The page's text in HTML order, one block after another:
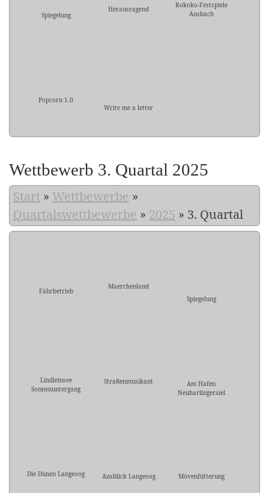
Spiegelung
Herausragend
Rokoko-Festspiele
Ansbach
Popcorn 1.0
Write me a letter
Wettbewerb 3. Quartal 2025
Start » Wettbewerbe »
Quartalswettbewerbe » 2025 » 3. Quartal
Fährbetrieb
Maerchenland
Spiegelung
Lindleinsee
Sonnenuntergang
Straßenmusikant
Am Hafen
Neuharlingersiel
Die Dünen Langeoog Ausblick Langeoog Mövenfütterung